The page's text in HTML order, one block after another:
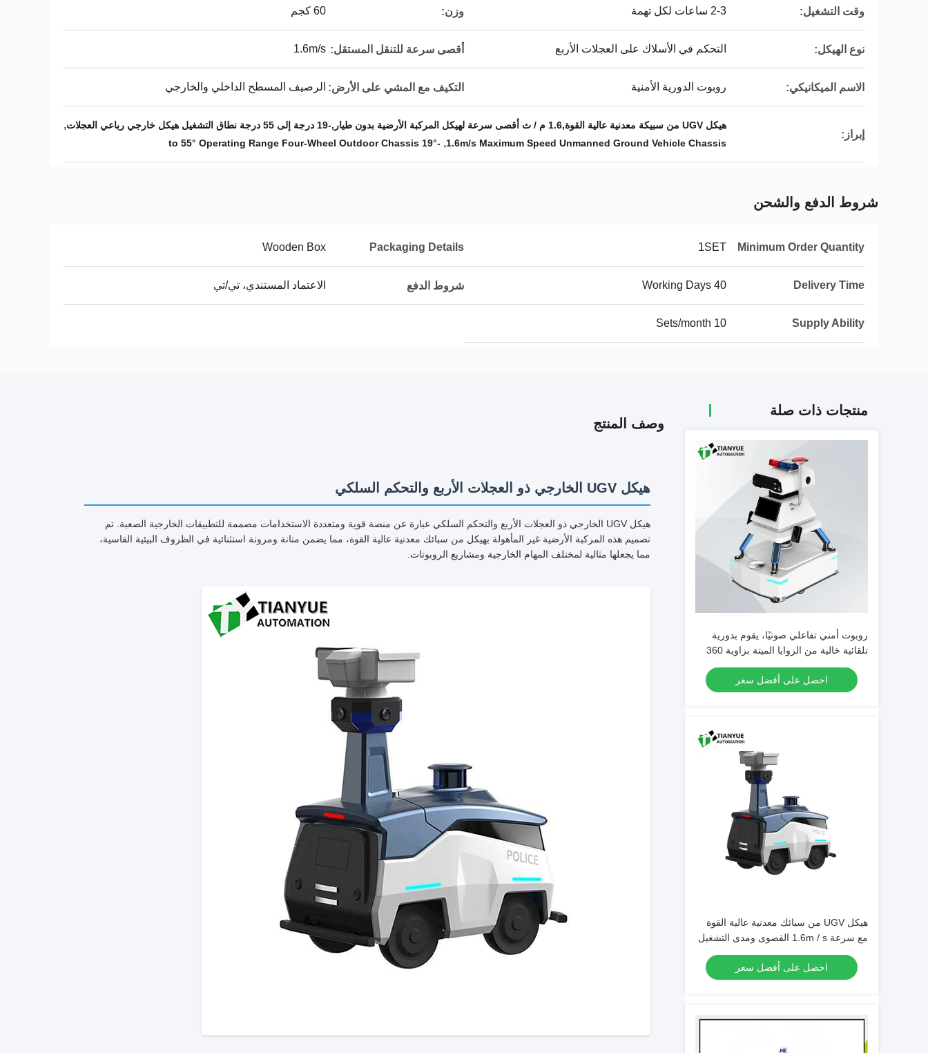
وقت التشغيل: 2-3 ساعات لكل تهمة وزن: 60 كجم
نوع الهيكل: التحكم في الأسلاك على العجلات الأربع أقصى سرعة للتنقل المستقل: 1.6m/s
الاسم الميكانيكي: روبوت الدورية الأمنية التكيف مع المشي على الأرض: الرصيف المسطح الداخلي والخارجي
إبراز:
هيكل UGV من سبيكة معدنية عالية القوة,1.6 م / ث أقصى سرعة لهيكل المركبة الأرضية بدون طيار,-19 درجة إلى 55 درجة نطاق التشغيل هيكل خارجي رباعي العجلات ,
1.6m/s Maximum Speed Unmanned Ground Vehicle Chassis
,
-19° to 55° Operating Range Four-Wheel Outdoor Chassis
شروط الدفع والشحن
Minimum Order Quantity
1SET
Packaging Details
Wooden Box
Delivery Time
40 Working Days شروط الدفع الاعتماد المستندي، تي/تي
Supply Ability
10 Sets/month
منتجات ذات صلة
روبوت أمني تفاعلي صوتيًا، يقوم بدورية
تلقائية خالية من الزوايا الميتة بزاوية 360
درجة
احصل على أفضل سعر
هيكل UGV من سبائك معدنية عالية القوة
مع سرعة 1.6m / s القصوى ومدى التشغيل
من -19 ° إلى 55 ° للحركة الذاتية في
الهواء الطلقاحصل على أفضل سعر
وصف المنتج
هيكل UGV الخارجي ذو العجلات الأربع والتحكم السلكي
هيكل UGV الخارجي ذو العجلات الأربع والتحكم السلكي عبارة عن منصة قوية ومتعددة الاستخدامات مصممة للتطبيقات الخارجية الصعبة. تم
تصميم هذه المركبة الأرضية غير المأهولة بهيكل من سبائك معدنية عالية القوة، مما يضمن متانة ومرونة استثنائية في الظروف البيئية القاسية،
مما يجعلها مثالية لمختلف المهام الخارجية ومشاريع الروبوتات.